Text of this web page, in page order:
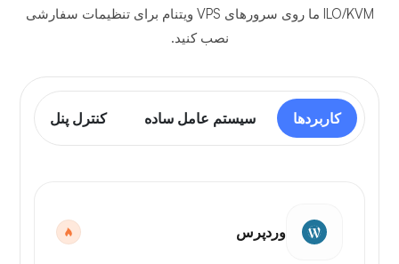
ILO/KVM ما روی سرورهای VPS ویتنام برای تنظیمات سفارشی
نصب کنید.
کاربردها سیستم عامل ساده کنترل پنل
وردپرس